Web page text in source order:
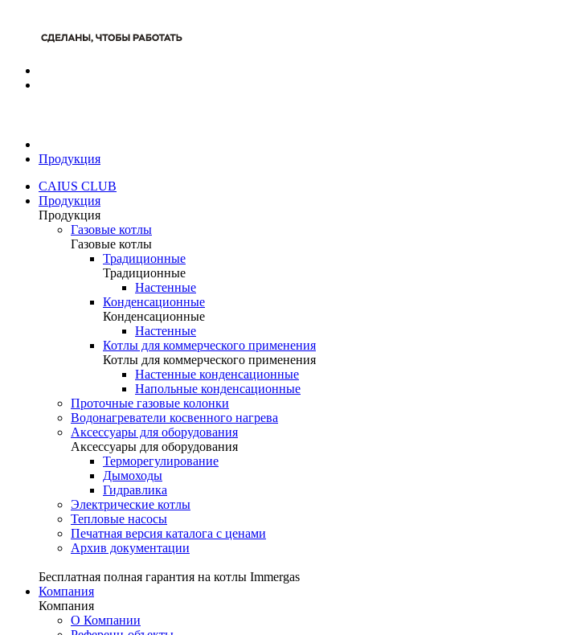
Продукция
CAIUS CLUB
Продукция
Продукция
Газовые котлы
Газовые котлы
Традиционные
Традиционные
Настенные
Конденсационные
Конденсационные
Настенные
Котлы для коммерческого применения
Котлы для коммерческого применения
Настенные конденсационные
Напольные конденсационные
Проточные газовые колонки
Водонагреватели косвенного нагрева
Аксессуары для оборудования
Аксессуары для оборудования
Терморегулирование
Дымоходы
Гидравлика
Электрические котлы
Тепловые насосы
Печатная версия каталога с ценами
Архив документации
Бесплатная полная гарантия на котлы Immergas
Компания
Компания
О Компании